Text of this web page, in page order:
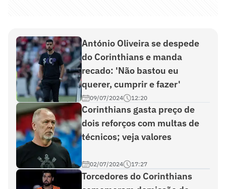
António Oliveira se despede
do Corinthians e manda
recado: 'Não bastou eu
querer, cumprir e fazer'
09/07/2024 12:20
Corinthians gasta preço de
dois reforços com multas de
técnicos; veja valores
02/07/2024 17:27
Torcedores do Corinthians